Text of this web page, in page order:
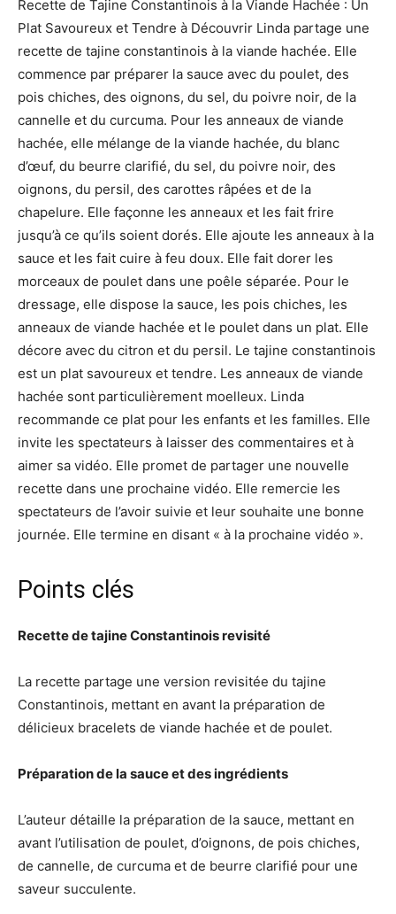
Recette de Tajine Constantinois à la Viande Hachée : Un
Plat Savoureux et Tendre à Découvrir Linda partage une
recette de tajine constantinois à la viande hachée. Elle
commence par préparer la sauce avec du poulet, des
pois chiches, des oignons, du sel, du poivre noir, de la
cannelle et du curcuma. Pour les anneaux de viande
hachée, elle mélange de la viande hachée, du blanc
d’œuf, du beurre clarifié, du sel, du poivre noir, des
oignons, du persil, des carottes râpées et de la
chapelure. Elle façonne les anneaux et les fait frire
jusqu’à ce qu’ils soient dorés. Elle ajoute les anneaux à la
sauce et les fait cuire à feu doux. Elle fait dorer les
morceaux de poulet dans une poêle séparée. Pour le
dressage, elle dispose la sauce, les pois chiches, les
anneaux de viande hachée et le poulet dans un plat. Elle
décore avec du citron et du persil. Le tajine constantinois
est un plat savoureux et tendre. Les anneaux de viande
hachée sont particulièrement moelleux. Linda
recommande ce plat pour les enfants et les familles. Elle
invite les spectateurs à laisser des commentaires et à
aimer sa vidéo. Elle promet de partager une nouvelle
recette dans une prochaine vidéo. Elle remercie les
spectateurs de l’avoir suivie et leur souhaite une bonne
journée. Elle termine en disant « à la prochaine vidéo ».
Points clés
Recette de tajine Constantinois revisité
La recette partage une version revisitée du tajine
Constantinois, mettant en avant la préparation de
délicieux bracelets de viande hachée et de poulet.
Préparation de la sauce et des ingrédients
L’auteur détaille la préparation de la sauce, mettant en
avant l’utilisation de poulet, d’oignons, de pois chiches,
de cannelle, de curcuma et de beurre clarifié pour une
saveur succulente.